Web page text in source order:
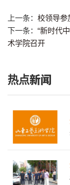
上一条： 校领导参
下一条： “新时代
术学院召开
热点新闻